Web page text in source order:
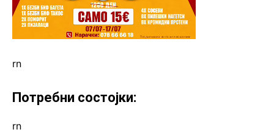
rn
Потребни состојки:
rn